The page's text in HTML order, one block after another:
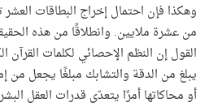
وهكذا فإن احتمال إخراج البطاقات
من عشرة ملايين. وانطلاقًا من هذه
القول إن النظم الإحصائي لكلمات القرآن
يبلغ من الدقة والتشابك مبلغًا يجعل من
أو محاكاتها أمرًا يتعدّى قدرات العقل